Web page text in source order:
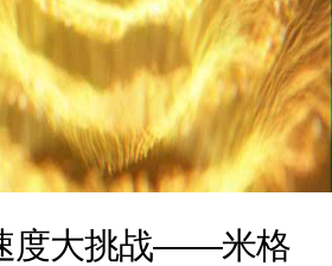
度大挑战——米格